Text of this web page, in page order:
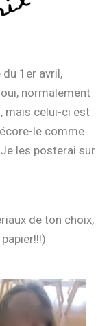
du 1er avril,
oui, normalement
mais celui-ci est
le comme
les posterai sur
de ton choix,